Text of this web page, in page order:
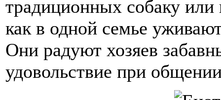
традиционных собаку
как в одной семье
Они радуют хозяев
удовольствие при